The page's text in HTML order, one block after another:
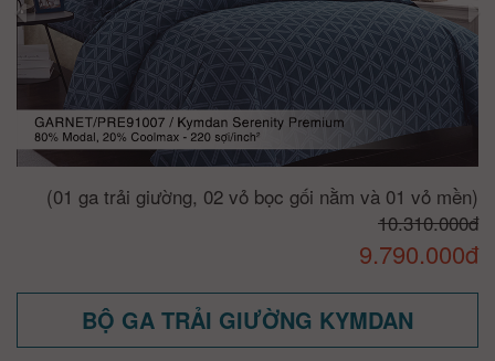
(01 ga trải giường, 02 vỏ bọc gối nằm và 01 vỏ mền)
10.310.000đ
9.790.000đ
BỘ GA TRẢI GIƯỜNG KYMDAN